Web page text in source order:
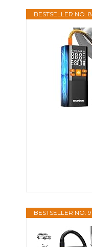
BESTSELLER NO. 8
BESTSELLER NO. 9